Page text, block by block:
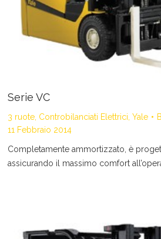
Serie VC
3 ruote, Controbilanciati Elettrici Yale
11 Febbraio 2014
Completamente ammortizzato, è
assicurando il massimo comfort